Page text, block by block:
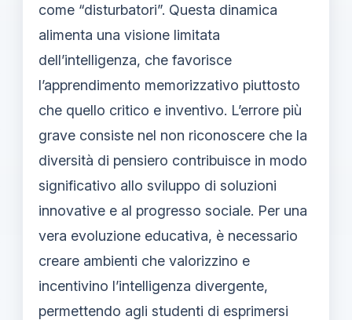
come “disturbatori”. Questa dinamica
alimenta una visione limitata
dell’intelligenza, che favorisce
l’apprendimento memorizzativo piuttosto
che quello critico e inventivo. L’errore più
grave consiste nel non riconoscere che la
diversità di pensiero contribuisce in modo
significativo allo sviluppo di soluzioni
innovative e al progresso sociale. Per una
vera evoluzione educativa, è necessario
creare ambienti che valorizzino e
incentivino l’intelligenza divergente,
permettendo agli studenti di esprimersi